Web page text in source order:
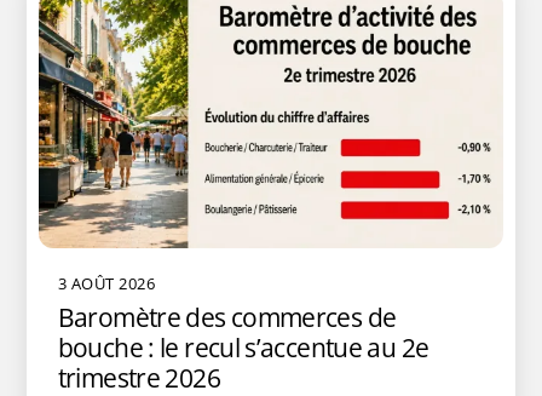
3 AOÛT 2026
Baromètre des commerces de
bouche : le recul s’accentue au 2e
trimestre 2026